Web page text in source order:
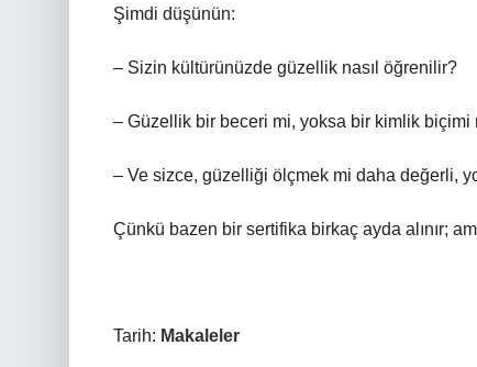
Şimdi düşünün:
– Sizin kültürünüzde güzellik nasıl öğrenilir?
– Güzellik bir beceri mi, yoksa bir kimlik biçimi
– Ve sizce, güzelliği ölçmek mi daha değerli,
Çünkü bazen bir sertifika birkaç ayda alınır;
Tarih: Makaleler